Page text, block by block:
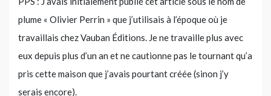
plume « Olivier Perrin » que j’utilisais à l’époque où je
travaillais chez Vauban Éditions. Je ne travaille plus avec
eux depuis plus d’un an et ne cautionne pas le tournant qu’a
pris cette maison que j’avais pourtant créée (sinon j’y
serais encore).